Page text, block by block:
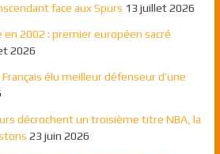
face aux Spurs 13 juillet 2026
en 2002 : premier européen sacré
2026
élu meilleur défenseur d’une
décrochent un troisième titre NBA, la
23 juin 2026